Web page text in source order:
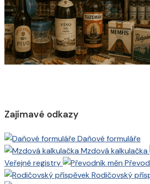
Zajímavé odkazy
Daňové formuláře
Mzdová kalkulačka
Veřejné registry
Rodičovský